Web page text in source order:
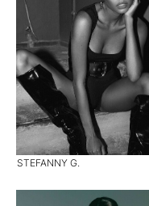
STEFANNY G.